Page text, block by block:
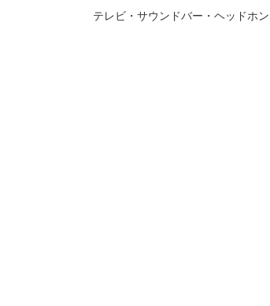
テレビ・サウンドバー・ヘッドホ